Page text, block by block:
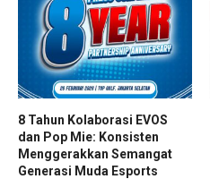
8 Tahun Kolaborasi EVOS
dan Pop Mie: Konsisten
Menggerakkan Semangat
Generasi Muda Esports